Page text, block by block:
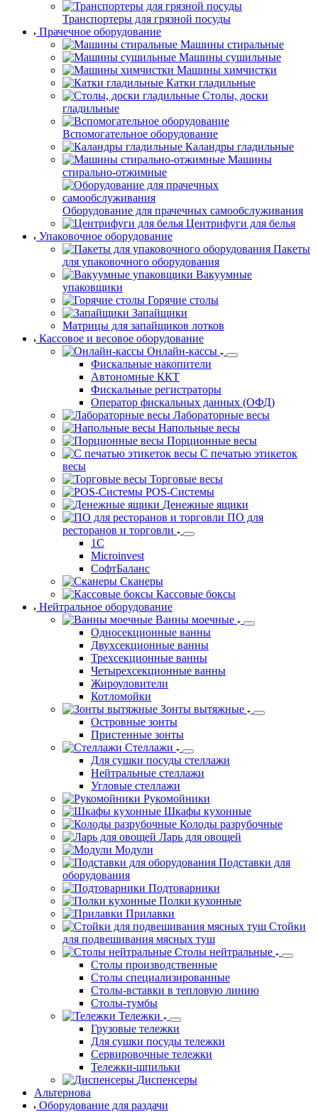
Транспортеры для грязной посуды
Прачечное оборудование
Машины стиральные
Машины сушильные
Машины химчистки
Катки гладильные
Столы, доски
гладильные
Вспомогательное оборудование
Каландры гладильные
Машины
стирально-отжимные
Оборудование для прачечных самообслуживания
Центрифуги для белья
Упаковочное оборудование
Пакеты
для упаковочного оборудования
Вакуумные
упаковщики
Горячие столы
Запайщики
Матрицы для запайщиков лотков
Кассовое и весовое оборудование
Онлайн-кассы
Фискальные накопители
Автономные ККТ
Фискальные регистраторы
Оператор фискальных данных (ОФД)
Лабораторные весы
Напольные весы
Порционные весы
С печатью этикеток
весы
Торговые весы
POS-Системы
Денежные ящики
ПО для
ресторанов и торговли
1С
Microinvest
СофтБаланс
Сканеры
Кассовые боксы
Нейтральное оборудование
Ванны моечные
Односекционные ванны
Двухсекционные ванны
Трехсекционные ванны
Четырехсекционные ванны
Жироуловители
Котломойки
Зонты вытяжные
Островные зонты
Пристенные зонты
Стеллажи
Для сушки посуды стеллажи
Нейтральные стеллажи
Угловые стеллажи
Рукомойники
Шкафы кухонные
Колоды разрубочные
Ларь для овощей
Модули
Подставки для
оборудования
Подтоварники
Полки кухонные
Прилавки
Стойки
для подвешивания мясных туш
Столы нейтральные
Столы производственные
Столы специализированные
Столы-вставки в тепловую линию
Столы-тумбы
Тележки
Грузовые тележки
Для сушки посуды тележки
Сервировочные тележки
Тележки-шпильки
Диспенсеры
Альтернова
Оборудование для раздачи